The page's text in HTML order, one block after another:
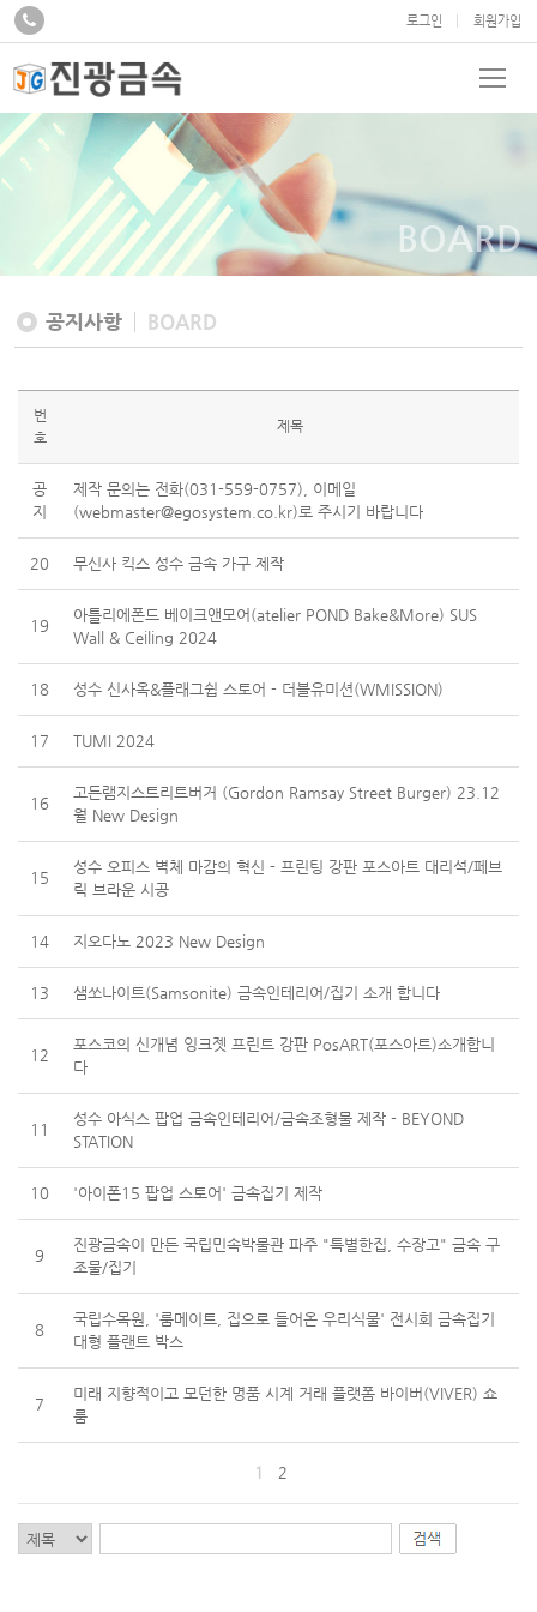
로그인 회원가입
BOARD
공지사항 BOARD
번
호
제목
공
지
제작 문의는 전화(031-559-0757), 이메일
(webmaster@egosystem.co.kr)로 주시기 바랍니다
20 무신사 킥스 성수 금속 가구 제작
19
아틀리에폰드 베이크앤모어(atelier POND Bake&More) SUS
Wall & Ceiling 2024
18 성수 신사옥&플래그쉽 스토어 - 더블유미션(WMISSION)
17 TUMI 2024
16
고든램지스트리트버거 (Gordon Ramsay Street Burger) 23.12
월 New Design
15
성수 오피스 벽체 마감의 혁신 - 프린팅 강판 포스아트 대리석/페브
릭 브라운 시공
14 지오다노 2023 New Design
13 샘쏘나이트(Samsonite) 금속인테리어/집기 소개 합니다
12
포스코의 신개념 잉크젯 프린트 강판 PosART(포스아트)소개합니
다
11
성수 아식스 팝업 금속인테리어/금속조형물 제작 - BEYOND
STATION
10 '아이폰15 팝업 스토어' 금속집기 제작
9
진광금속이 만든 국립민속박물관 파주 "특별한집, 수장고" 금속 구
조물/집기
8
국립수목원, '룸메이트, 집으로 들어온 우리식물' 전시회 금속집기
대형 플랜트 박스
7
미래 지향적이고 모던한 명품 시계 거래 플랫폼 바이버(VIVER) 쇼
룸
1 2